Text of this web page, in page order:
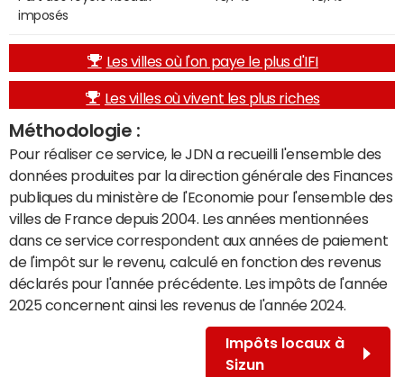
imposés
Les villes où l'on paye le plus d'IFI
Les villes où vivent les plus riches
Méthodologie :
Pour réaliser ce service, le JDN a recueilli l'ensemble des
données produites par la direction générale des Finances
publiques du ministère de l'Economie pour l'ensemble des
villes de France depuis 2004. Les années mentionnées
dans ce service correspondent aux années de paiement
de l'impôt sur le revenu, calculé en fonction des revenus
déclarés pour l'année précédente. Les impôts de l'année
2025 concernent ainsi les revenus de l'année 2024.
Impôts locaux à
Sizun